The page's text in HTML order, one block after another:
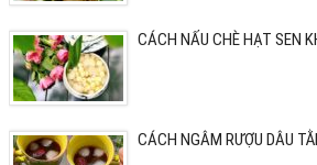
CÁCH NẤU CHÈ HẠT SEN
CÁCH NGÂM RƯỢU DÂU